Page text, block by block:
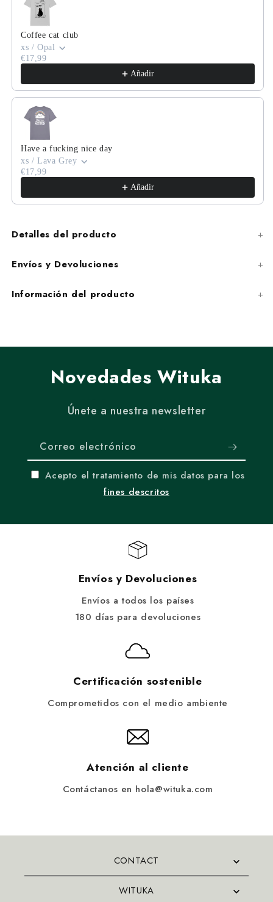
Coffee cat club
xs / Opal
€17,99
Añadir
Have a fucking nice day
xs / Lava Grey
€17,99
Añadir
Detalles del producto
Envíos y Devoluciones
Información del producto
Novedades Wituka
Únete a nuestra newsletter
Correo electrónico
Acepto el tratamiento de mis datos para los
fines descritos
Envíos y Devoluciones
Envíos a todos los países
180 días para devoluciones
Certificación sostenible
Comprometidos con el medio ambiente
Atención al cliente
Contáctanos en hola@wituka.com
CONTACT
WITUKA